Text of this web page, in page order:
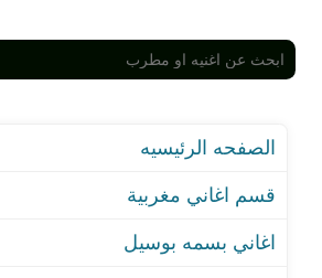
قسم اغاني مغربية
اغنية تعبت معاك
اغنية غنيلي